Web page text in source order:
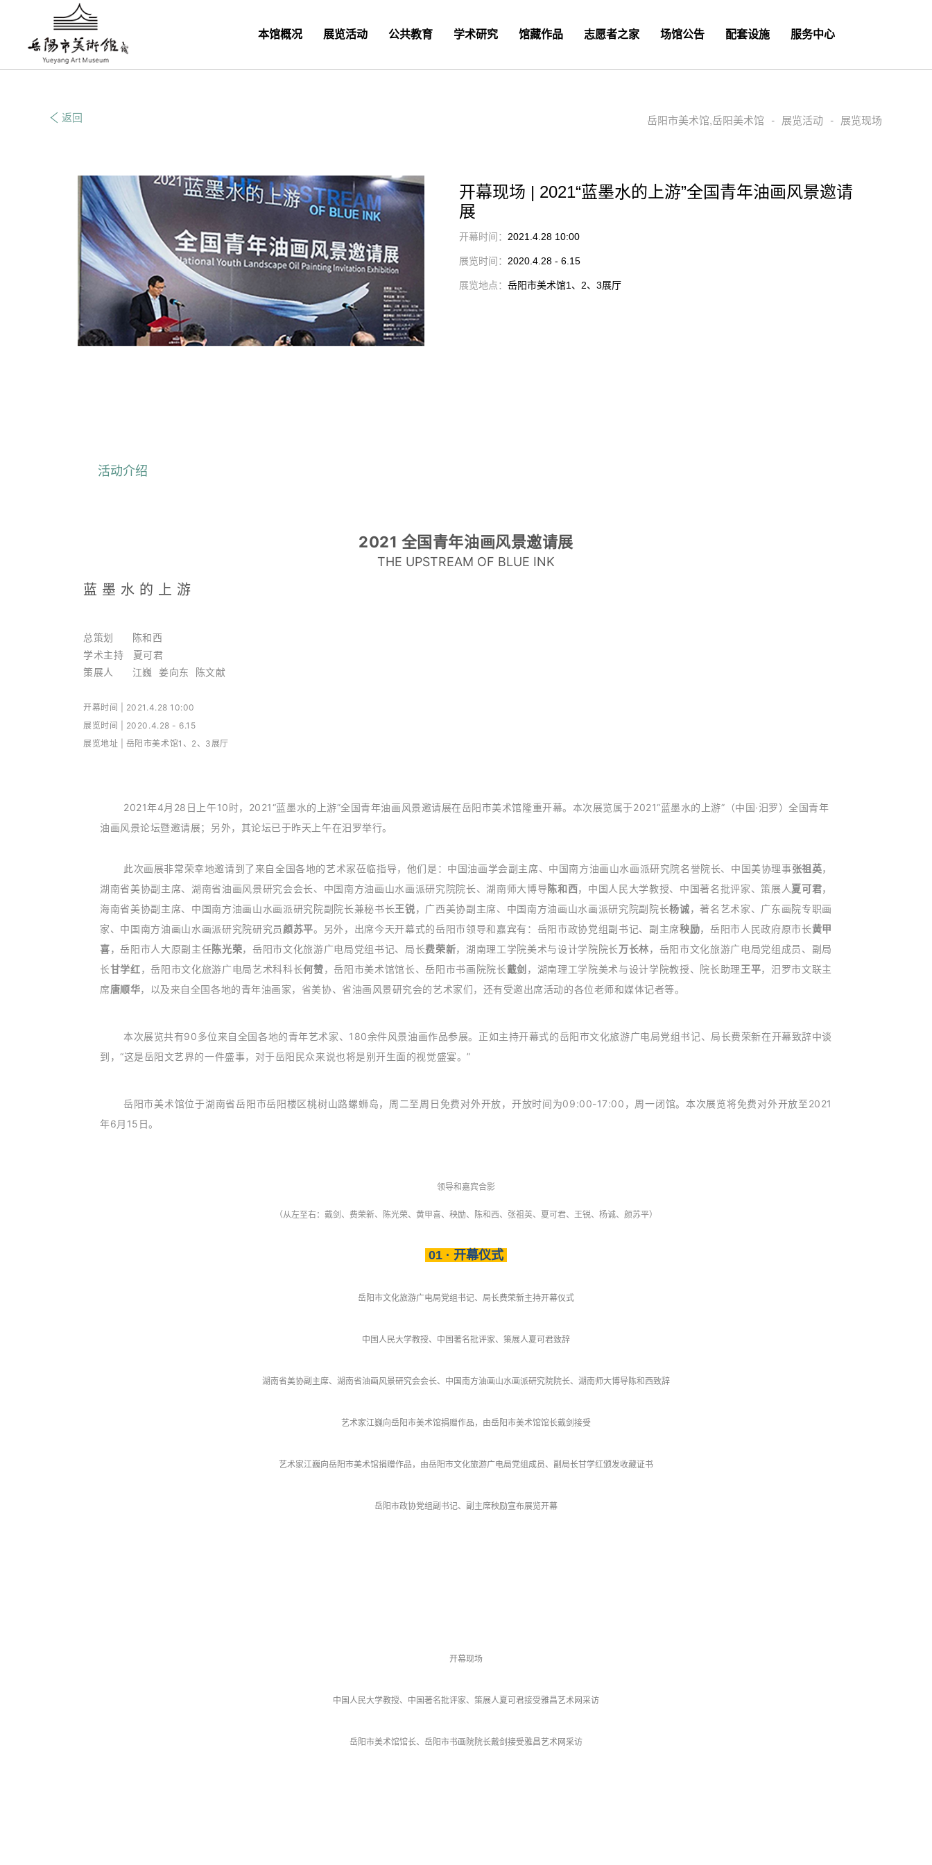
本馆概况 展览活动 公共教育 学术研究 馆藏作品 志愿者之家 场馆公告 配套设施 服务中心
返回 岳阳市美术馆,岳阳美术馆 - 展览活动 - 展览现场
开幕现场 | 2021“蓝墨水的上游”全国青年油画风景邀请
展
开幕时间： 2021.4.28 10:00
展览时间： 2020.4.28 - 6.15
展览地点： 岳阳市美术馆1、2、3展厅
活动介绍
2021 全国青年油画风景邀请展
THE UPSTREAM OF BLUE INK
蓝 墨 水 的 上 游
总策划 陈和西
学术主持 夏可君
策展人 江巍 姜向东 陈文献
开幕时间 | 2021.4.28 10:00
展览时间 | 2020.4.28 - 6.15
展览地址 | 岳阳市美术馆1、2、3展厅
2021年4月28日上午10时，2021“蓝墨水的上游”全国青年油画风景邀请展在岳阳市美术馆隆重开幕。 本次展览属于2021“蓝墨水的上游”（中国·汨罗）全国青年
油画风景论坛暨邀请展；另外，其论坛已于昨天上午在汨罗举行。
此次画展非常荣幸地邀请到了来自全国各地的艺术家莅临指导，他们是：中国油画学会副主席、中国南方油画山水画派研究院名誉院长、中国美协理事张祖英，
湖南省美协副主席、湖南省油画风景研究会会长、中国南方油画山水画派研究院院长、湖南师大博导陈和西，中国人民大学教授、中国著名批评家、策展人夏可君，
海南省美协副主席、中国南方油画山水画派研究院副院长兼秘书长王锐，广西美协副主席、中国南方油画山水画派研究院副院长杨诚，著名艺术家、广东画院专职画
家、中国南方油画山水画派研究院研究员 颜苏平。另外，出席今天开幕式的岳阳市领导和嘉宾有：岳阳市政协党组副书记、副主席秧励，岳阳市人民政府原市长黄甲
喜，岳阳市人大原副主任陈光荣，岳阳市文化旅游广电局党组书记、局长费荣新，湖南理工学院美术与设计学院院长万长林， 岳阳市文化旅游广电局党组成员、副局
长甘学红，岳阳市文化旅游广电局艺术科科长何赞，岳阳市美术馆馆长、岳阳市书画院院长戴剑 ，湖南理工学院美术与设计学院教授、院长助理王平，汨罗市文联主
席唐顺华，以及来自全国各地的青年油画家，省美协、省油画风景研究会的艺术家们，还有受邀出席活动的各位老师和媒体记者等。
本次展览共有90多位来自全国各地的青年艺术家、180余件风景油画作品参展。正如主持开幕式的岳阳市文化旅游广电局党组书记、局长费荣新在开幕致辞中谈
到，“这是岳阳文艺界的一件盛事，对于岳阳民众来说也将是别开生面的视觉盛宴。”
岳阳市美术馆位于湖南省岳阳市岳阳楼区桃树山路螺蛳岛，周二至周日免费对外开放，开放时间为09:00-17:00，周一闭馆。本次展览将免费对外开放至2021
年6月15日。
领导和嘉宾合影
（从左至右：戴剑 、费荣新、陈光荣、黄甲喜、秧励、陈和西、 张祖英、夏可君、王锐、杨诚、 颜苏平）
01 · 开幕仪式
岳阳市文化旅游广电局党组书记、局长费荣新主持开幕仪式
中国人民大学教授、中国著名批评家、策展人夏可君致辞
湖南省美协副主席、湖南省油画风景研究会会长、中国南方油画山水画派研究院院长、湖南师大博导陈和西致辞
艺术家江巍向岳阳市美术馆捐赠作品，由岳阳市美术馆馆长戴剑接受
艺术家江巍向岳阳市美术馆捐赠作品，由岳阳市文化旅游广电局党组成员、副局长甘学红颁发收藏证书
岳阳市政协党组副书记、副主席秧励宣布展览开幕
开幕现场
中国人民大学教授、中国著名批评家、策展人夏可君接受雅昌艺术网采访
岳阳市美术馆馆长、岳阳市书画院院长戴剑接受雅昌艺术网采访